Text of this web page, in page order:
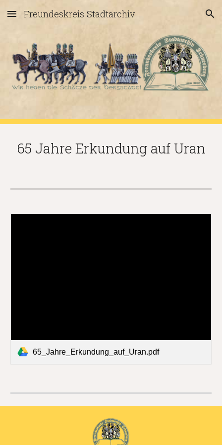
Skip to main content Skip to navigation
Freundeskreis Stadtarchiv
65 Jahre Erkundung auf Uran
65_Jahre_Erkundung_auf_Uran.pdf